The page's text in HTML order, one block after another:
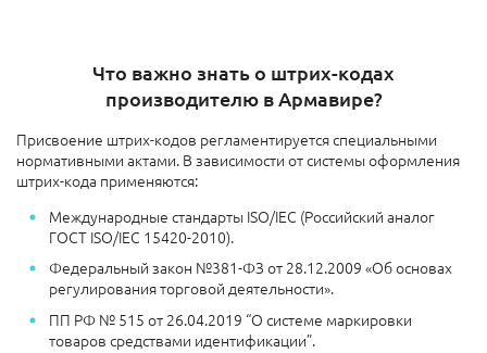
Что важно знать о штрих-кодах
производителю в Армавире?
Присвоение штрих-кодов регламентируется специальными
нормативными актами. В зависимости от системы оформления
штрих-кода применяются:
Международные стандарты ISO/IEC (Российский аналог
ГОСТ ISO/IEC 15420-2010).
Федеральный закон №381-ФЗ от 28.12.2009 «Об основах
регулирования торговой деятельности».
ПП РФ № 515 от 26.04.2019 “О системе маркировки
товаров средствами идентификации”.